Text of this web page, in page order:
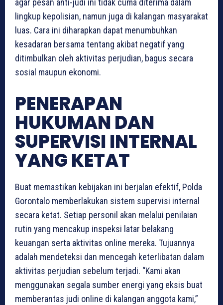
agar pesan anti-judi ini tidak cuma diterima dalam
lingkup kepolisian, namun juga di kalangan masyarakat
luas. Cara ini diharapkan dapat menumbuhkan
kesadaran bersama tentang akibat negatif yang
ditimbulkan oleh aktivitas perjudian, bagus secara
sosial maupun ekonomi.
PENERAPAN
HUKUMAN DAN
SUPERVISI INTERNAL
YANG KETAT
Buat memastikan kebijakan ini berjalan efektif, Polda
Gorontalo memberlakukan sistem supervisi internal
secara ketat. Setiap personil akan melalui penilaian
rutin yang mencakup inspeksi latar belakang
keuangan serta aktivitas online mereka. Tujuannya
adalah mendeteksi dan mencegah keterlibatan dalam
aktivitas perjudian sebelum terjadi. “Kami akan
menggunakan segala sumber energi yang eksis buat
memberantas judi online di kalangan anggota kami,”